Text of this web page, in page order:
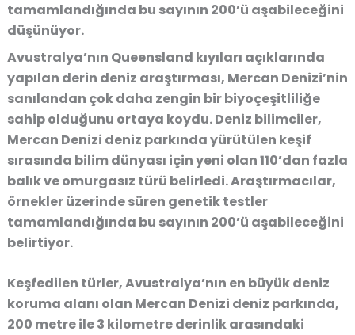
tamamlandığında bu sayının 200’ü aşabileceğini
düşünüyor.
Avustralya’nın Queensland kıyıları açıklarında
yapılan derin deniz araştırması, Mercan Denizi’nin
sanılandan çok daha zengin bir biyoçeşitliliğe
sahip olduğunu ortaya koydu. Deniz bilimciler,
Mercan Denizi deniz parkında yürütülen keşif
sırasında bilim dünyası için yeni olan 110’dan fazla
balık ve omurgasız türü belirledi. Araştırmacılar,
örnekler üzerinde süren genetik testler
tamamlandığında bu sayının 200’ü aşabileceğini
belirtiyor.
Keşfedilen türler, Avustralya’nın en büyük deniz
koruma alanı olan Mercan Denizi deniz parkında,
200 metre ile 3 kilometre derinlik arasındaki